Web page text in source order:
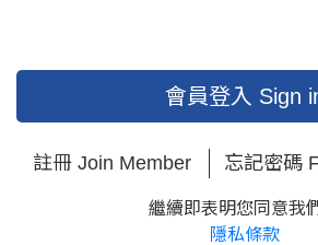
會員登入 Sign
註冊 Join Member 忘記密碼
繼續即表明您同意我
隱私條款